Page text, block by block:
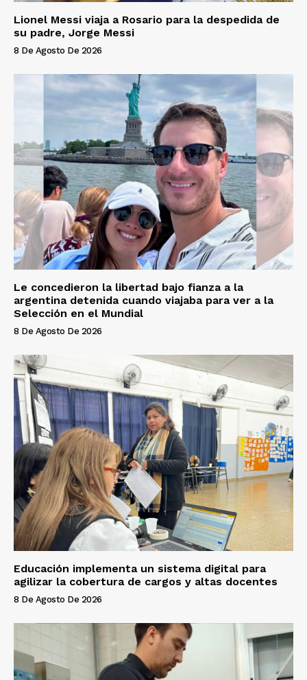
Lionel Messi viaja a Rosario para la despedida de
su padre, Jorge Messi
8 De Agosto De 2026
Le concedieron la libertad bajo fianza a la
argentina detenida cuando viajaba para ver a la
Selección en el Mundial
8 De Agosto De 2026
Educación implementa un sistema digital para
agilizar la cobertura de cargos y altas docentes
8 De Agosto De 2026